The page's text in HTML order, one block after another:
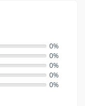
0%
0%
0%
0%
0%